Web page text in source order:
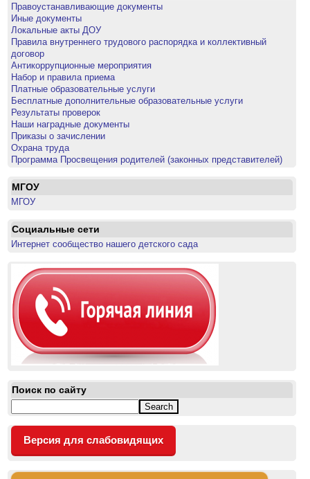
Правоустанавливающие документы
Иные документы
Локальные акты ДОУ
Правила внутреннего трудового распорядка и коллективный
договор
Антикоррупционные мероприятия
Набор и правила приема
Платные образовательные услуги
Бесплатные дополнительные образовательные услуги
Результаты проверок
Наши наградные документы
Приказы о зачислении
Охрана труда
Программа Просвещения родителей (законных представителей)
МГОУ
МГОУ
Социальные сети
Интернет сообщество нашего детского сада
Поиск по сайту
Версия для слабовидящих